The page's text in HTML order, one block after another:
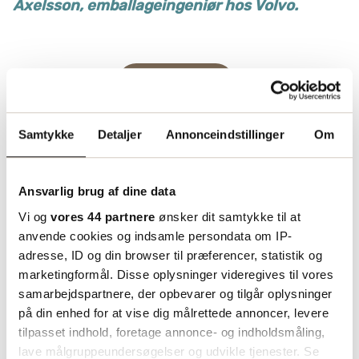
Samtykke Detaljer Annonceindstillinger Om
Ansvarlig brug af dine data
Vi og vores 44 partnere ønsker dit samtykke til at
anvende cookies og indsamle persondata om IP-
adresse, ID og din browser til præferencer, statistik og
marketingformål. Disse oplysninger videregives til vores
samarbejdspartnere, der opbevarer og tilgår oplysninger
på din enhed for at vise dig målrettede annoncer, levere
tilpasset indhold, foretage annonce- og indholdsmåling,
lave målgruppeundersøgelser og udvikle tjenester. Se
Axelsson, emballageingeniør hos Volvo.
Læs flere kundecases